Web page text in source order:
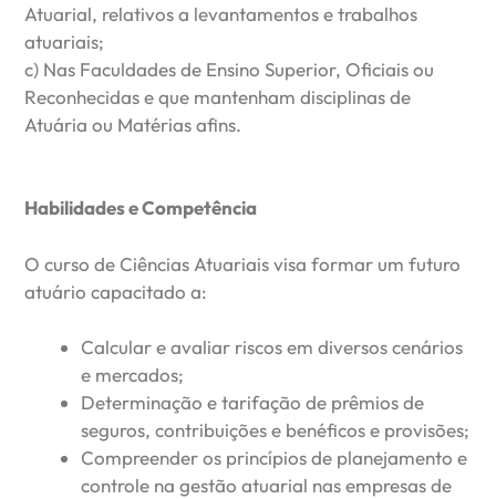
Atuarial, relativos a levantamentos e trabalhos
atuariais;
c) Nas Faculdades de Ensino Superior, Oficiais ou
Reconhecidas e que mantenham disciplinas de
Atuária ou Matérias afins.
Habilidades e Competência
O curso de Ciências Atuariais visa formar um futuro
atuário capacitado a:
Calcular e avaliar riscos em diversos cenários
e mercados;
Determinação e tarifação de prêmios de
seguros, contribuições e benéficos e provisões;
Compreender os princípios de planejamento e
controle na gestão atuarial nas empresas de